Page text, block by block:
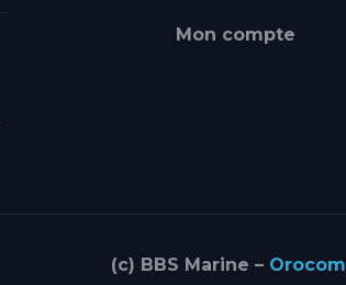
Mon compte
(c) BBS Marine – Orocom